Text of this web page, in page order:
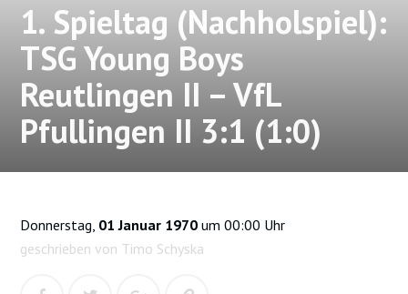
1. Spieltag (Nachholspiel):
TSG Young Boys
Reutlingen II – VfL
Pfullingen II 3:1 (1:0)
Donnerstag, 01 Januar 1970 um 00:00 Uhr
geschrieben von Timo Schyska